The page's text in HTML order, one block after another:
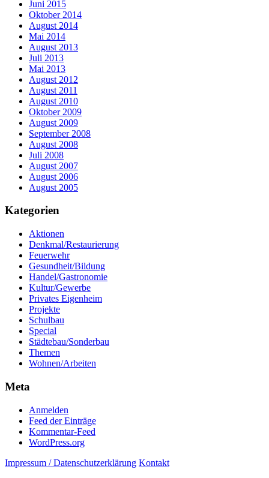
Juni 2015
Oktober 2014
August 2014
Mai 2014
August 2013
Juli 2013
Mai 2013
August 2012
August 2011
August 2010
Oktober 2009
August 2009
September 2008
August 2008
Juli 2008
August 2007
August 2006
August 2005
Kategorien
Aktionen
Denkmal/Restaurierung
Feuerwehr
Gesundheit/Bildung
Handel/Gastronomie
Kultur/Gewerbe
Privates Eigenheim
Projekte
Schulbau
Special
Städtebau/Sonderbau
Themen
Wohnen/Arbeiten
Meta
Anmelden
Feed der Einträge
Kommentar-Feed
WordPress.org
Impressum / Datenschutzerklärung Kontakt